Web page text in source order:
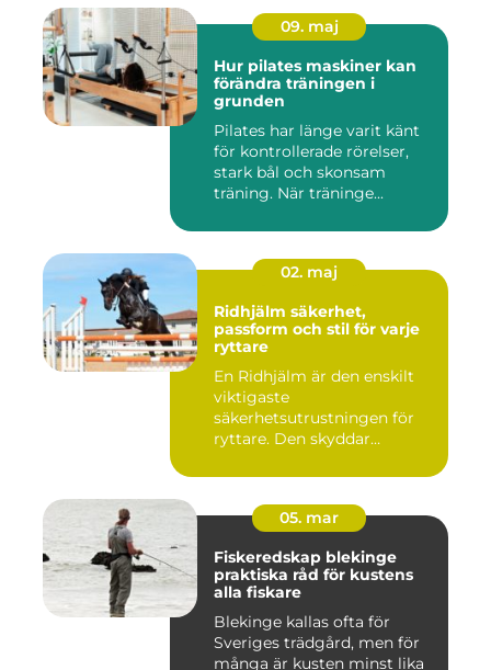
09. maj
Hur pilates maskiner kan
förändra träningen i
grunden
Pilates har länge varit känt
för kontrollerade rörelser,
stark bål och skonsam
träning. När träninge...
02. maj
Ridhjälm säkerhet,
passform och stil för varje
ryttare
En Ridhjälm är den enskilt
viktigaste
säkerhetsutrustningen för
ryttare. Den skyddar
05. mar
Fiskeredskap blekinge
praktiska råd för kustens
alla fiskare
Blekinge kallas ofta för
Sveriges trädgård, men för
många är kusten minst lika